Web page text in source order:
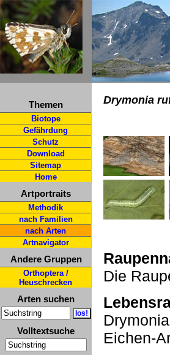
Themen
Biotope
Gefährdung
Schutz
Download
Sitemap
Home
Artportraits
Methodik
nach Familien
nach Arten
Artnavigator
Andere Gruppen
Orthoptera /
Heuschrecken
Arten suchen
Volltextsuche
Drymonia
Die
Eichen-